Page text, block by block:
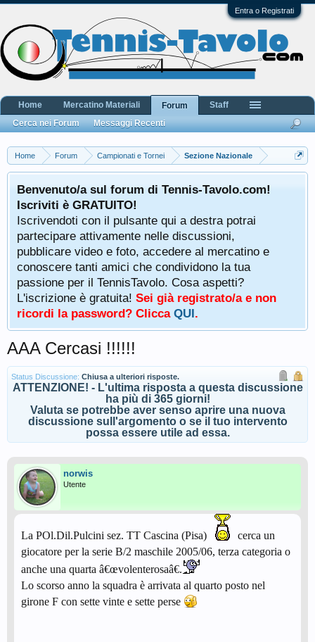
Entra o Registrati
Home Forum Campionati e Tornei Sezione Nazionale
Benvenuto/a sul forum di Tennis-Tavolo.com!
Iscriviti è GRATUITO!
Iscrivendoti con il pulsante qui a destra potrai
partecipare attivamente nelle discussioni,
pubblicare video e foto, accedere al mercatino e
conoscere tanti amici che condividono la tua
passione per il TennisTavolo. Cosa aspetti?
L'iscrizione è gratuita! Sei già registrato/a e non
ricordi la password? Clicca QUI.
AAA Cercasi !!!!!!
Status Discussione: Chiusa a ulteriori risposte.
ATTENZIONE! - L'ultima risposta a questa discussione
ha più di 365 giorni!
Valuta se potrebbe aver senso aprire una nuova
discussione sull'argomento o se il tuo intervento
possa essere utile ad essa.
norwis
Utente
La POl.Dil.Pulcini sez. TT Cascina (Pisa)
cerca un
giocatore per la serie B/2 maschile 2005/06, terza categoria o
anche una quarta â€œvolenterosaâ€.
Lo scorso anno la squadra è arrivata al quarto posto nel
girone F con sette vinte e sette perse
Home Mercatino Materiali
Forum
Cerca nei Forum
Messaggi Recenti
Staff